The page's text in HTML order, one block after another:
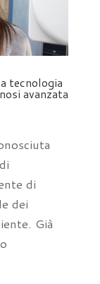
tecnologia
avanzata
di
dei
Già